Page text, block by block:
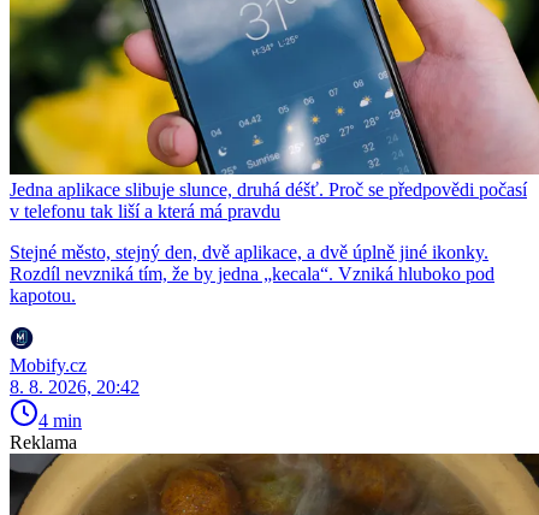
Jedna aplikace slibuje slunce, druhá déšť. Proč se předpovědi počasí
v telefonu tak liší a která má pravdu
Stejné město, stejný den, dvě aplikace, a dvě úplně jiné ikonky.
Rozdíl nevzniká tím, že by jedna „kecala“. Vzniká hluboko pod
kapotou.
Mobify.cz
8. 8. 2026, 20:42
4 min
Reklama